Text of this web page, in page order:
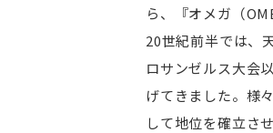
ら、『オメガ（
20世紀前半では、
ロサンゼルス大会
げてきました。様
して地位を確立さ